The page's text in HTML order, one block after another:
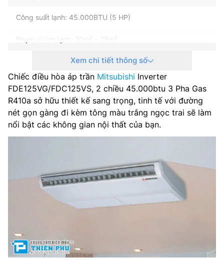
Công suất lạnh: 45.000BTU (5 HP)
Phạm vi làm lạnh: 70m² – 75m²
Dòng sản phẩm: Dòng điều hòa 2 chiều (vừa sưởi, vừa
lạnh)
Công nghệ Inverter: Có
Nguồn điện sử dụng: 3 Pha
Kích thước khối trong nhà: 162x25x69 cm
Kích thước khối ngoài trời: 97 x 84.5 x 37 cm
Chất liệu dàn tản nhiệt: Đang cập nhật
Chế độ gió: Điều khiển lên xuống, trái phải tự động
Nơi lắp ráp: Thái Lan
Xem chi tiết thông số
Chiếc điều hòa áp trần Mitsubishi Inverter
FDE125VG/FDC125VS, 2 chiều 45.000btu 3 Pha Gas
R410a sở hữu thiết kế sang trọng, tinh tế với đường
nét gọn gàng đi kèm tông màu trắng ngọc trai sẽ làm
nổi bật các không gian nội thất của bạn.